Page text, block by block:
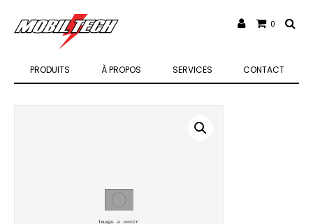
PRODUITS À PROPOS SERVICES CONTACT
0